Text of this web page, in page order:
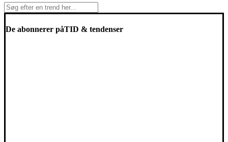
De abonnerer påTID & tendenser